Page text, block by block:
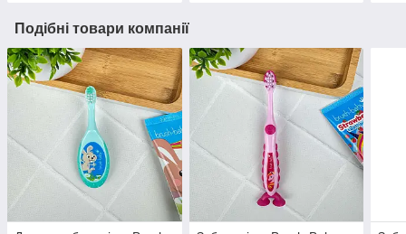
Подібні товари компанії